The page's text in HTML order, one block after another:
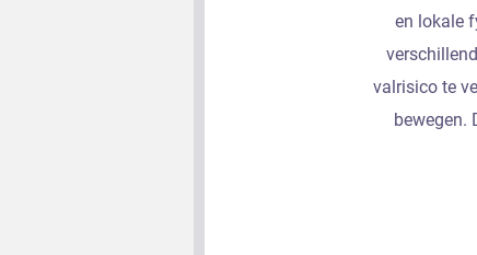
en lokale
valrisico te
bewegen.